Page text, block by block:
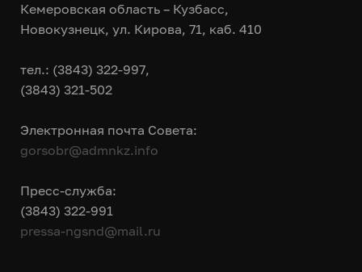
Кемеровская область – Кузбасс,
Новокузнецк, ул. Кирова, 71, каб. 410
тел.: (3843) 322-997,
(3843) 321-502
Электронная почта Совета:
gorsobr@admnkz.info
Пресс-служба:
(3843) 322-991
pressa-ngsnd@mail.ru